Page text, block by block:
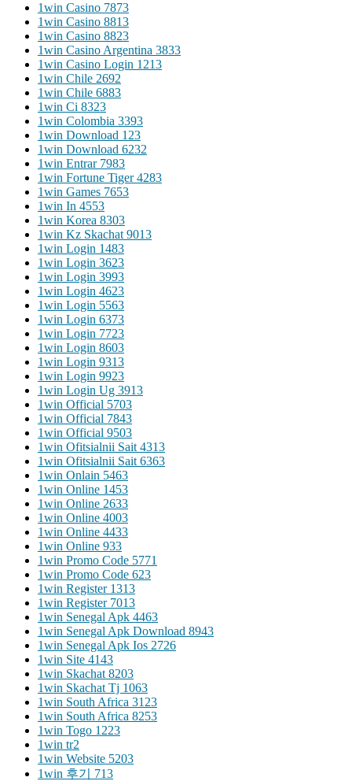
1win Casino 7873
1win Casino 8813
1win Casino 8823
1win Casino Argentina 3833
1win Casino Login 1213
1win Chile 2692
1win Chile 6883
1win Ci 8323
1win Colombia 3393
1win Download 123
1win Download 6232
1win Entrar 7983
1win Fortune Tiger 4283
1win Games 7653
1win In 4553
1win Korea 8303
1win Kz Skachat 9013
1win Login 1483
1win Login 3623
1win Login 3993
1win Login 4623
1win Login 5563
1win Login 6373
1win Login 7723
1win Login 8603
1win Login 9313
1win Login 9923
1win Login Ug 3913
1win Official 5703
1win Official 7843
1win Official 9503
1win Ofitsialnii Sait 4313
1win Ofitsialnii Sait 6363
1win Onlain 5463
1win Online 1453
1win Online 2633
1win Online 4003
1win Online 4433
1win Online 933
1win Promo Code 5771
1win Promo Code 623
1win Register 1313
1win Register 7013
1win Senegal Apk 4463
1win Senegal Apk Download 8943
1win Senegal Apk Ios 2726
1win Site 4143
1win Skachat 8203
1win Skachat Tj 1063
1win South Africa 3123
1win South Africa 8253
1win Togo 1223
1win tr2
1win Website 5203
1win 후기 713